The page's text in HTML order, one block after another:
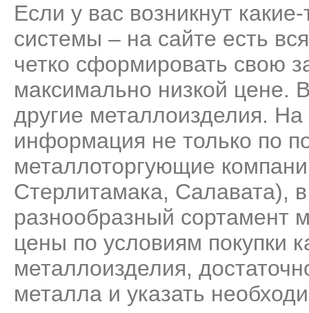
Если у вас возникнут
системы – на сайте есть
четко сформировать свою
максимально низкой цене.
другие металлоизделия.
информация не только по
металлоторгующие
Стерлитамака, Салавата),
разнообразный сортамент
цены по условиям покупки
металлоизделия,
металла и указать